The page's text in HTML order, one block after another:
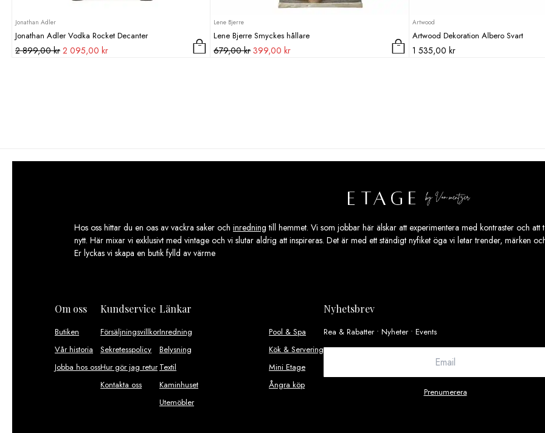
Jonathan Adler
Jonathan Adler Vodka Rocket Decanter
2 899,00kr Det
2 095,00 krDet
Lene Bjerre
Lene Bjerre Smyckes hållare
679,00krDet
399,00krDet
Artwood
Artwood Dekoration Albero Svart
1 535,00 kr
Hos oss hittar du en oas av vackra saker och inredning till hemmet. Vi som jobbar här älskar att experimentera med kontraster och
nytt. Här mixar vi exklusivt med vintage och vi slutar aldrig att inspireras. Det är med ett ständigt nyfiket öga vi letar trender, märken
Er lyckas vi skapa en butik fylld av värme
Om oss
Butiken
Vår historia
Jobba hos oss
Kundservice
Försäljningsvillkor
Sekretesspolicy
Hur gör jag retur
Kontakta oss
Länkar
Inredning
Belysning
Textil
Kaminhuset
Utemöbler
Pool & Spa
Kök & Servering
Mini Etage
Ångra köp
Nyhetsbrev
Rea & Rabatter • Nyheter • Events
Prenumerera